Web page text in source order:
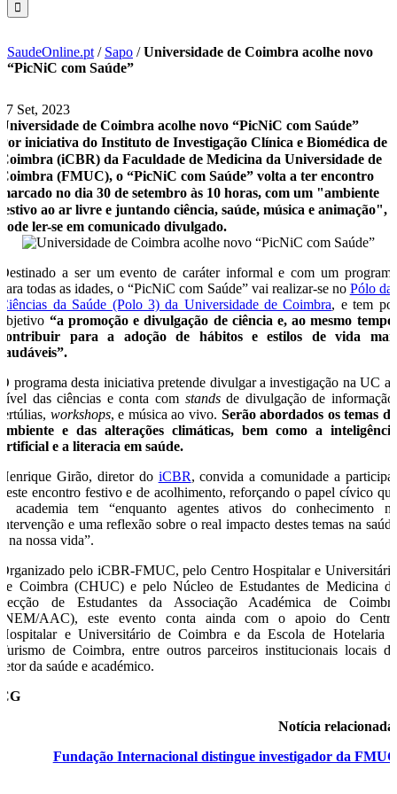
SaudeOnline.pt / Sapo /Universidade de Coimbra acolhe novo
“PicNiC com Saúde”
27 Set, 2023
Universidade de Coimbra acolhe novo “PicNiC com Saúde”
Por iniciativa do Instituto de Investigação Clínica e Biomédica de
Coimbra (iCBR) da Faculdade de Medicina da Universidade de
Coimbra (FMUC), o “PicNiC com Saúde” volta a ter encontro
marcado no dia 30 de setembro às 10 horas, com um "ambiente
festivo ao ar livre e juntando ciência, saúde, música e animação",
pode ler-se em comunicado divulgado.
Destinado a ser um evento de caráter informal e com um programa
para todas as idades, o “PicNiC com Saúde” vai realizar-se no Pólo das
Ciências da Saúde (Polo 3) da Universidade de Coimbra, e tem por
objetivo “a promoção e divulgação de ciência e, ao mesmo tempo,
contribuir para a adoção de hábitos e estilos de vida mais
saudáveis”.
O programa desta iniciativa pretende divulgar a investigação na UC ao
nível das ciências e conta com standsde divulgação de informação,
tertúlias, workshops, e música ao vivo. Serão abordados os temas do
ambiente e das alterações climáticas, bem como a inteligência
artificial e a literacia em saúde.
Henrique Girão, diretor do iCBR, convida a comunidade a participar
neste encontro festivo e de acolhimento, reforçando o papel cívico que
a academia tem “enquanto agentes ativos do conhecimento na
intervenção e uma reflexão sobre o real impacto destes temas na saúde
e na nossa vida”.
Organizado pelo iCBR-FMUC, pelo Centro Hospitalar e Universitário
de Coimbra (CHUC) e pelo Núcleo de Estudantes de Medicina da
Secção de Estudantes da Associação Académica de Coimbra
(NEM/AAC), este evento conta ainda com o apoio do Centro
Hospitalar e Universitário de Coimbra e da Escola de Hotelaria e
Turismo de Coimbra, entre outros parceiros institucionais locais do
setor da saúde e académico.
CG
Notícia relacionada
Fundação Internacional distingue investigador da FMUC